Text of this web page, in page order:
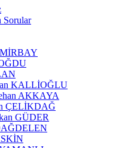
Sorular
KALLİOĞLU
AKKAYA
ÇELİKDAĞ
GÜDER